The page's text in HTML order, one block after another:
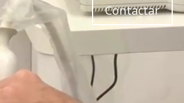
Contactar